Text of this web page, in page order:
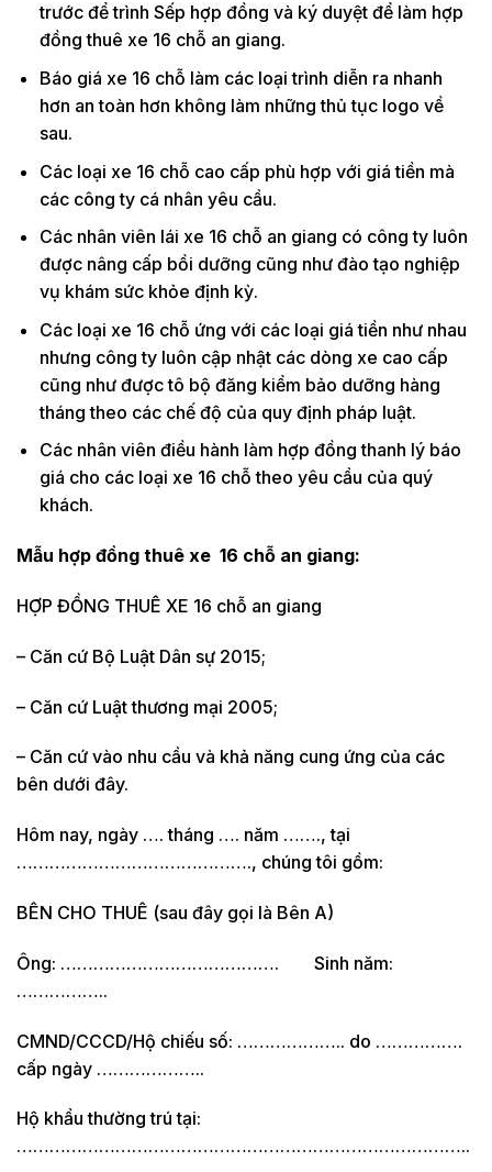
trước để trình Sếp hợp đồng và ký duyệt để làm hợp
đồng thuê xe 16 chỗ an giang.
Báo giá xe 16 chỗ làm các loại trình diễn ra nhanh
hơn an toàn hơn không làm những thủ tục logo về
sau.
Các loại xe 16 chỗ cao cấp phù hợp với giá tiền mà
các công ty cá nhân yêu cầu.
Các nhân viên lái xe 16 chỗ an giang có công ty luôn
được nâng cấp bồi dưỡng cũng như đào tạo nghiệp
vụ khám sức khỏe định kỳ.
Các loại xe 16 chỗ ứng với các loại giá tiền như nhau
nhưng công ty luôn cập nhật các dòng xe cao cấp
cũng như được tô bộ đăng kiểm bảo dưỡng hàng
tháng theo các chế độ của quy định pháp luật.
Các nhân viên điều hành làm hợp đồng thanh lý báo
giá cho các loại xe 16 chỗ theo yêu cầu của quý
khách.
Mẫu hợp đồng thuê xe 16 chỗ an giang:
HỢP ĐỒNG THUÊ XE 16 chỗ an giang
– Căn cứ Bộ Luật Dân sự 2015;
– Căn cứ Luật thương mại 2005;
– Căn cứ vào nhu cầu và khả năng cung ứng của các
bên dưới đây.
Hôm nay, ngày …. tháng …. năm ……., tại
……………………………………., chúng tôi gồm:
BÊN CHO THUÊ (sau đây gọi là Bên A)
Ông: …………………………………. Sinh năm:
……………..
CMND/CCCD/Hộ chiếu số: ……………….. do …………….
cấp ngày ………………..
Hộ khẩu thường trú tại:
………………………………………………………………………..